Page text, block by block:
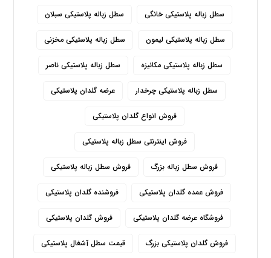
سطل زباله پلاستیکی خانگی سطل زباله پلاستیکی سبلان
سطل زباله پلاستیکی لیمون سطل زباله پلاستیکی مخزنی
سطل زباله پلاستیکی مکانیزه سطل زباله پلاستیکی ناصر
سطل زباله پلاستیکی چرخدار عرضه گلدان پلاستیکی
فروش انواع گلدان پلاستیکی
فروش اینترنتی سطل زباله پلاستیکی
فروش سطل زباله بزرگ فروش سطل زباله پلاستیکی
فروش عمده گلدان پلاستیکی فروشنده گلدان پلاستیکی
فروشگاه عرضه گلدان پلاستیکی فروش گلدان پلاستیکی
فروش گلدان پلاستیکی بزرگ قیمت سطل آشغال پلاستیکی